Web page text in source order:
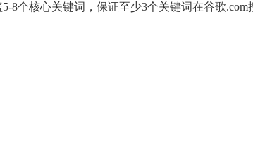
8个核心关键词，保证至少3个关键词在谷歌